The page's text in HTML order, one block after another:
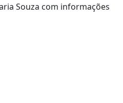
Souza com informações